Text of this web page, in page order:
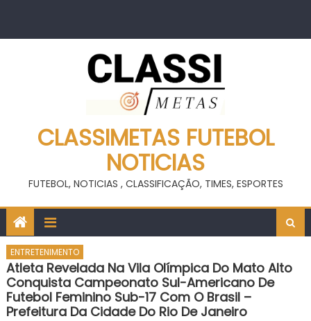
CLASSIMETAS FUTEBOL
NOTICIAS
FUTEBOL, NOTICIAS , CLASSIFICAÇÃO, TIMES, ESPORTES
ENTRETENIMENTO
Atleta Revelada Na Vila Olímpica Do Mato Alto
Conquista Campeonato Sul-Americano De
Futebol Feminino Sub-17 Com O Brasil –
Prefeitura Da Cidade Do Rio De Janeiro